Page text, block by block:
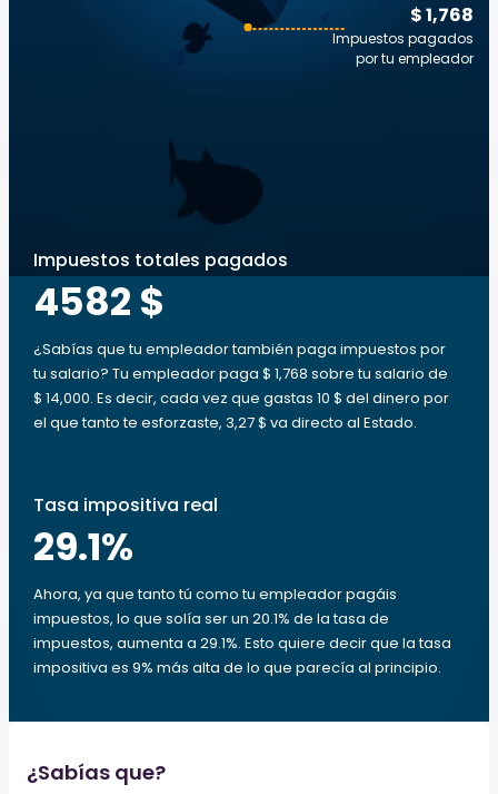
$ 1,768
Impuestos pagados
por tu empleador
Impuestos totales pagados
4582 $
¿Sabías que tu empleador también paga impuestos por
tu salario? Tu empleador paga $ 1,768 sobre tu salario de
$ 14,000. Es decir, cada vez que gastas 10 $ del dinero por
el que tanto te esforzaste, 3,27 $ va directo al Estado.
Tasa impositiva real
29.1%
Ahora, ya que tanto tú como tu empleador pagáis
impuestos, lo que solía ser un 20.1% de la tasa de
impuestos, aumenta a 29.1%. Esto quiere decir que la tasa
impositiva es 9% más alta de lo que parecía al principio.
¿Sabías que?